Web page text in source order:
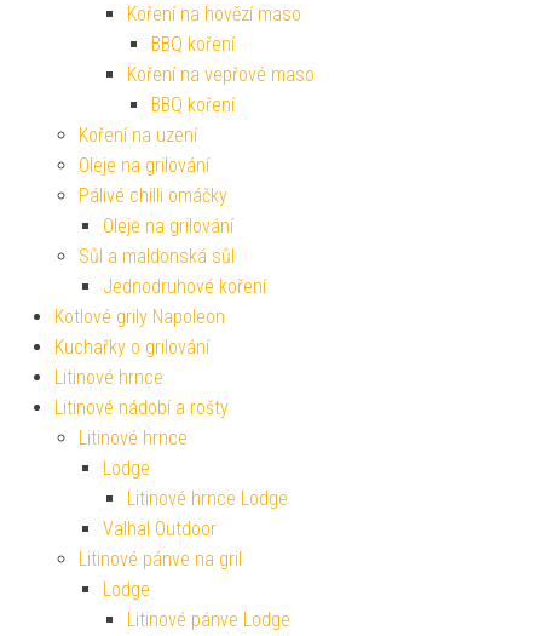
Koření na hovězí maso
BBQ koření
Koření na vepřové maso
BBQ koření
Koření na uzení
Oleje na grilování
Pálivé chilli omáčky
Oleje na grilování
Sůl a maldonská sůl
Jednodruhové koření
Kotlové grily Napoleon
Kuchařky o grilování
Litinové hrnce
Litinové nádobí a rošty
Litinové hrnce
Lodge
Litinové hrnce Lodge
Valhal Outdoor
Litinové pánve na gril
Lodge
Litinové pánve Lodge